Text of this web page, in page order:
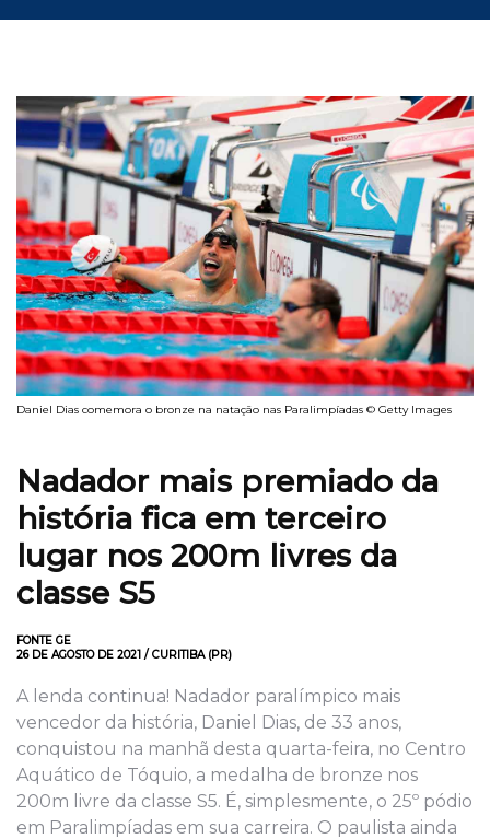
Daniel Dias comemora o bronze na natação nas Paralimpíadas © Getty Images
Nadador mais premiado da
história fica em terceiro
lugar nos 200m livres da
classe S5
FONTE GE
26 DE AGOSTO DE 2021 / CURITIBA (PR)
A lenda continua! Nadador paralímpico mais
vencedor da história, Daniel Dias, de 33 anos,
conquistou na manhã desta quarta-feira, no Centro
Aquático de Tóquio, a medalha de bronze nos
200m livre da classe S5. É, simplesmente, o 25º pódio
em Paralimpíadas em sua carreira. O paulista ainda